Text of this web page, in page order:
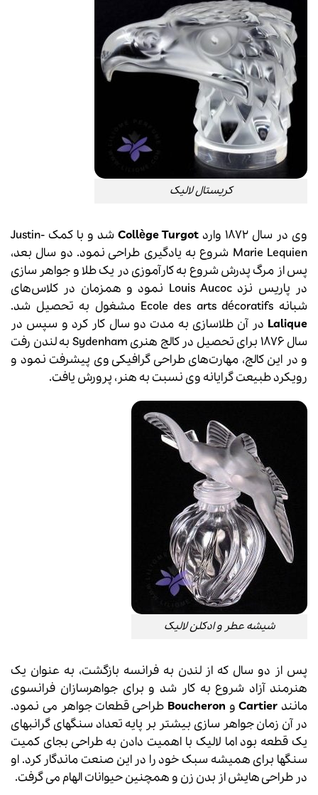
کریستال لالیک
وی در سال 1872 وارد Collège Turgot
شد و با کمک Justin-
Marie Lequien شروع به یادگیری طراحی نمود. دو سال بعد،
پس از مرگ پدرش شروع به کارآموزی در یک طلا و جواهر سازی
در پاریس نزد Louis Aucoc نمود و همزمان در کلاس‌های
شبانه Ecole des arts décoratifs مشغول به تحصیل شد.
Lalique در آن طلاسازی به مدت دو سال کار کرد و سپس در
سال 1876 برای تحصیل در کالج هنری Sydenham به لندن رفت
و در این کالج، مهارت‌های طراحی گرافیکی وی پیشرفت نمود و
رویکرد طبیعت ‌گرایانه وی نسبت به هنر، پرورش یافت.
شیشه عطر و ادکلن لالیک
پس از دو سال که از لندن به فرانسه بازگشت، به عنوان یک
هنرمند آزاد شروع به کار شد و برای جواهرسازان فرانسوی
مانند Cartierو Boucheron طراحی قطعات جواهر می نمود.
در آن زمان جواهر سازی بیشتر بر پایه تعداد سنگهای گرانبهای
یک قطعه بود اما لالیک با اهمیت دادن به طراحی بجای کمیت
سنگها برای همیشه سبک خود را در این صنعت ماندگار کرد. او
در طراحی هایش از بدن زن و همچنین حیوانات الهام می گرفت.